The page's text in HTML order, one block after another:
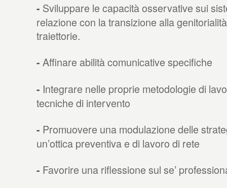
- Sviluppare le capacità osservative sui
relazione con la transizione alla
traiettorie.
- Affinare abilità comunicative specifiche
- Integrare nelle proprie metodologie di
tecniche di intervento
- Promuovere una modulazione delle
un’ottica preventiva e di lavoro di rete
- Favorire una riflessione sul se’